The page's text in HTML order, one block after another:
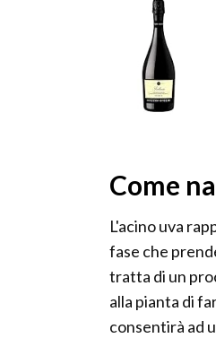
Come
L'acino uva
fase che
tratta di un
alla pianta di
consentirà ad